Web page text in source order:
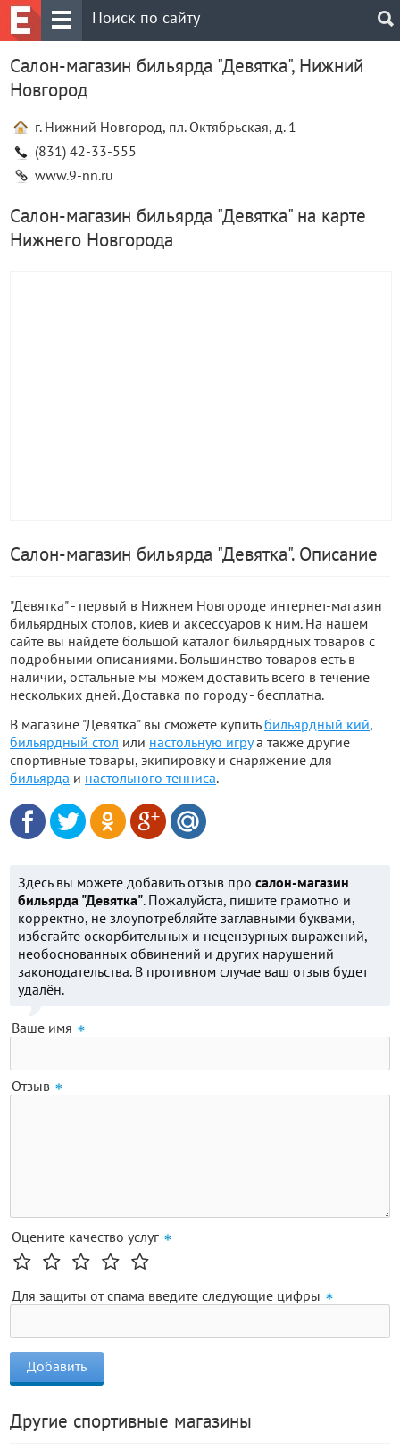
Салон-магазин бильярда "Девятка", Нижний
Новгород
г. Нижний Новгород, пл. Октябрьская, д. 1
(831) 42-33-555
www.9-nn.ru
Салон-магазин бильярда "Девятка" на карте
Нижнего Новгорода
Салон-магазин бильярда "Девятка". Описание
"Девятка" - первый в Нижнем Новгороде интернет-магазин
бильярдных столов, киев и аксессуаров к ним. На нашем
сайте вы найдёте большой каталог бильярдных товаров с
подробными описаниями. Большинство товаров есть в
наличии, остальные мы можем доставить всего в течение
нескольких дней. Доставка по городу - бесплатна.
В магазине "Девятка" вы сможете купитьбильярдный кий,
бильярдный стол или настольную игруа также другие
спортивные товары, экипировку и снаряжение для
бильярда и настольного тенниса.
Здесь вы можете добавить отзыв про салон-магазин
бильярда "Девятка". Пожалуйста, пишите грамотно и
корректно, не злоупотребляйте заглавными буквами,
избегайте оскорбительных и нецензурных выражений,
необоснованных обвинений и других нарушений
законодательства. В противном случае ваш отзыв будет
удалён.
Ваше имя
Отзыв
Оцените качество услуг
Для защиты от спама введите следующие цифры
Другие спортивные магазины